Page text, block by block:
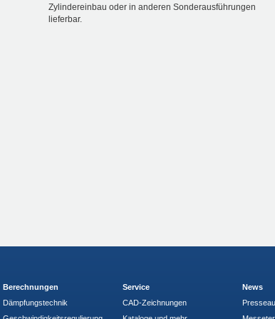
Zylindereinbau oder in anderen Sonderausführungen
lieferbar.
Berechnungen
Dämpfungstechnik
Service
CAD-Zeichnungen
News